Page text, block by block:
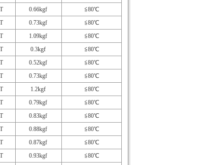
0.66kgf
≦80℃
0.73kgf
≦80℃
1.09kgf
≦80℃
0.3kgf
≦80℃
0.52kgf
≦80℃
0.73kgf
≦80℃
1.2kgf
≦80℃
0.79kgf
≦80℃
0.83kgf
≦80℃
0.88kgf
≦80℃
0.87kgf
≦80℃
0.93kgf
≦80℃